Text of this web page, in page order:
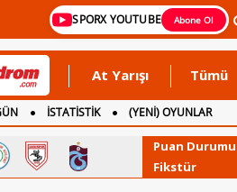
SPORX YOUTUBE Abone Ol
At Yarışı Tümü
İSTATİSTİK
(YENİ) OYUNLAR
Puan Durumu
Fikstür